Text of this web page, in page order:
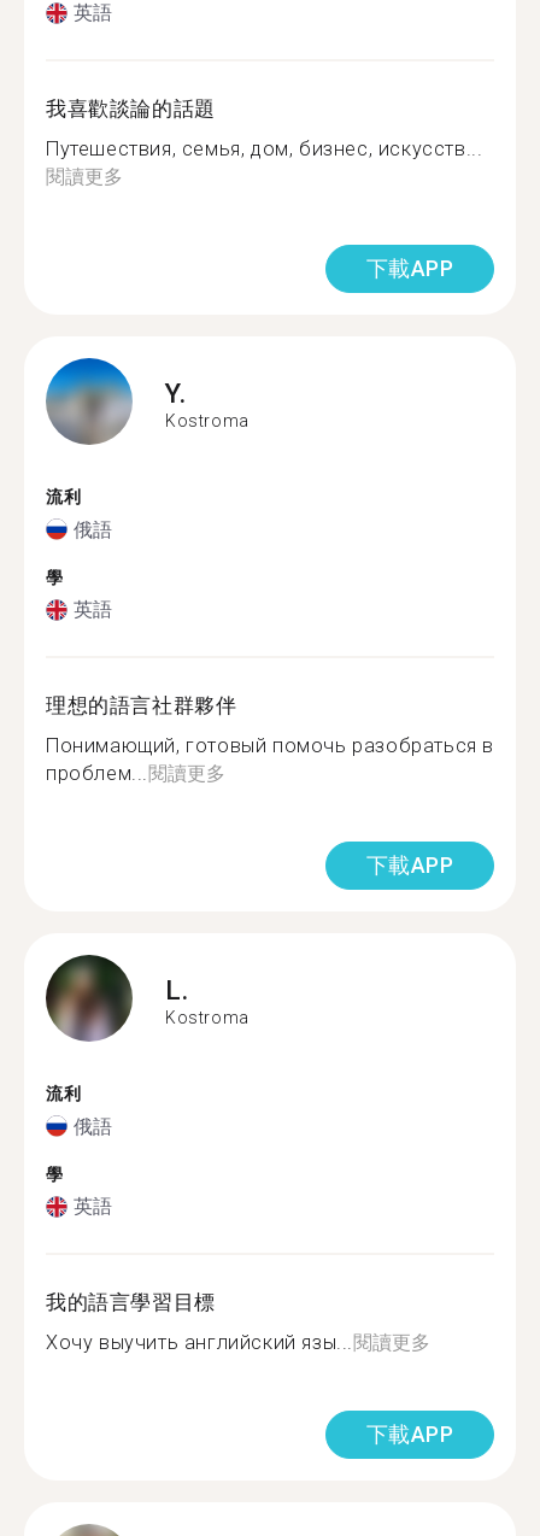
英語
我喜歡談論的話題
Путешествия, семья, дом, бизнес, искусств...
閱讀更多
下載APP
Y.
Kostroma
流利
俄語
學
英語
理想的語言社群夥伴
Понимающий, готовый помочь разобраться в
проблем...閱讀更多
下載APP
L.
Kostroma
流利
俄語
學
英語
我的語言學習目標
Хочу выучить английский язы...閱讀更多
下載APP